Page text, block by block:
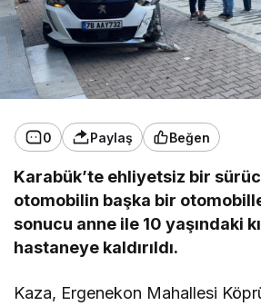
0 Paylaş Beğen
Karabük’te ehliyetsiz bir
otomobilin başka bir
sonucu anne ile 10 yaşındaki
hastaneye kaldırıldı.
Kaza, Ergenekon Mahallesi